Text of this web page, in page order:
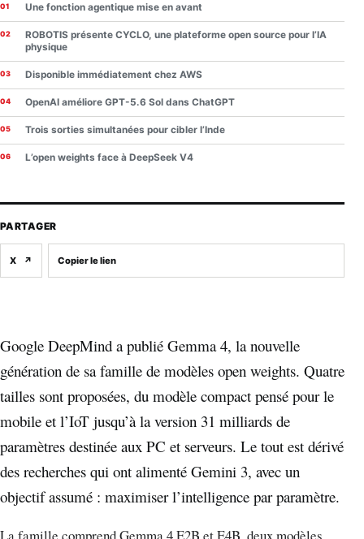
Google DeepMind a publié Gemma 4, la nouvelle
génération de sa famille de modèles open weights. Quatre
tailles sont proposées, du modèle compact pensé pour le
mobile et l’IoT jusqu’à la version 31 milliards de
paramètres destinée aux PC et serveurs. Le tout est dérivé
des recherches qui ont alimenté Gemini 3, avec un
objectif assumé : maximiser l’intelligence par paramètre.
La famille comprend Gemma 4 E2B et E4B, deux modèles
Une fonction agentique mise en avant
ROBOTIS présente CYCLO, une plateforme open source pour l’IA
physique
Disponible immédiatement chez AWS
OpenAI améliore GPT-5.6 Sol dans ChatGPT
Trois sorties simultanées pour cibler l’Inde
L’open weights face à DeepSeek V4
PARTAGER
X ↗ Copier le lien